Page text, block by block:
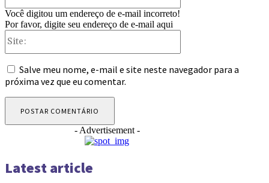
Você digitou um endereço de e-mail incorreto!
Por favor, digite seu endereço de e-mail aqui
Salve meu nome, e-mail e site neste navegador para a
próxima vez que eu comentar.
- Advertisement -
Latest article